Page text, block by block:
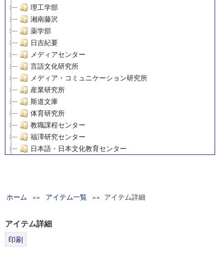
理工学部
湘南藤沢
薬学部
日吉紀要
メディアセンター
言語文化研究所
メディア・コミュニケーション研究所
産業研究所
斯道文庫
体育研究所
教職課程センター
福澤研究センター
日本語・日本文化教育センター
グローバルリサーチインスティテュート
科学研究費補助金研究成果報告書
ホーム »» アイテム一覧 »» アイテム詳細
アイテム詳細